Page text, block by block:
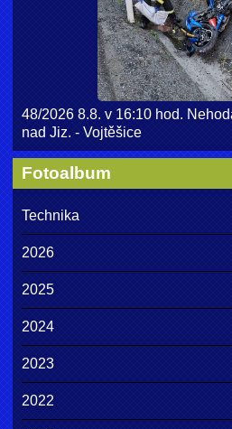
48/2026 8.8. v 16:10 hod.
nad Jiz. - Vojtěšice
Fotoalbum
Technika
2026
2025
2024
2023
2022